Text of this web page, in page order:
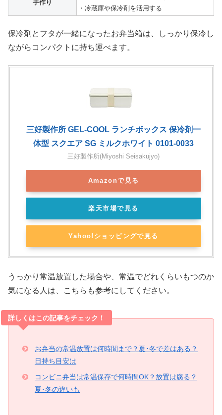
手作り
・冷蔵庫や保冷剤を活用する
保冷剤とフタが一緒になったお弁当箱は、しっかり保冷し
ながらコンパクトに持ち運べます。
三好製作所 GEL-COOL ランチボックス 保冷剤一
体型 スクエア SG ミルクホワイト 0101-0033
三好製作所(Miyoshi Seisakujyo)
Amazonで見る
楽天市場で見る
Yahoo!ショッピングで見る
うっかり常温放置した場合や、常温でどれくらいもつのか
気になる人は、こちらも参考にしてください。
詳しくはこの記事をチェック！
お弁当の常温放置は何時間まで？夏･冬で差はある？
日持ち目安は
コンビニ弁当は常温保存で何時間OK？放置は腐る？
夏･冬の違いも